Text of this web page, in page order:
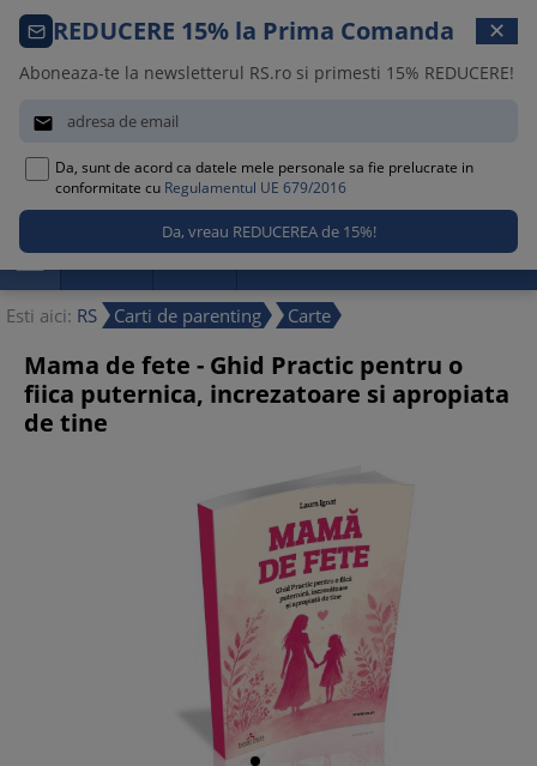
Comanda telefonica · 021 209 45 12

 Promotii Noutati Reduceri
Esti aici: RS Carti de parenting Carte
REDUCERE 15% la Prima Comanda ✕
Aboneaza-te la newsletterul RS.ro si primesti 15% REDUCERE!

Da, sunt de acord ca datele mele personale sa fie prelucrate in
conformitate cu Regulamentul UE 679/2016
Mama de fete - Ghid Practic pentru o
fiica puternica, increzatoare si apropiata
de tine